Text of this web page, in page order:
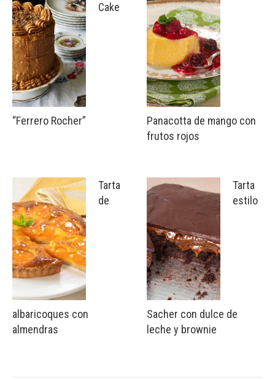
Cake
“Ferrero Rocher”
Tarta
de
albaricoques con
almendras
Panacotta de mango con
frutos rojos
Tarta
estilo
Sacher con dulce de
leche y brownie